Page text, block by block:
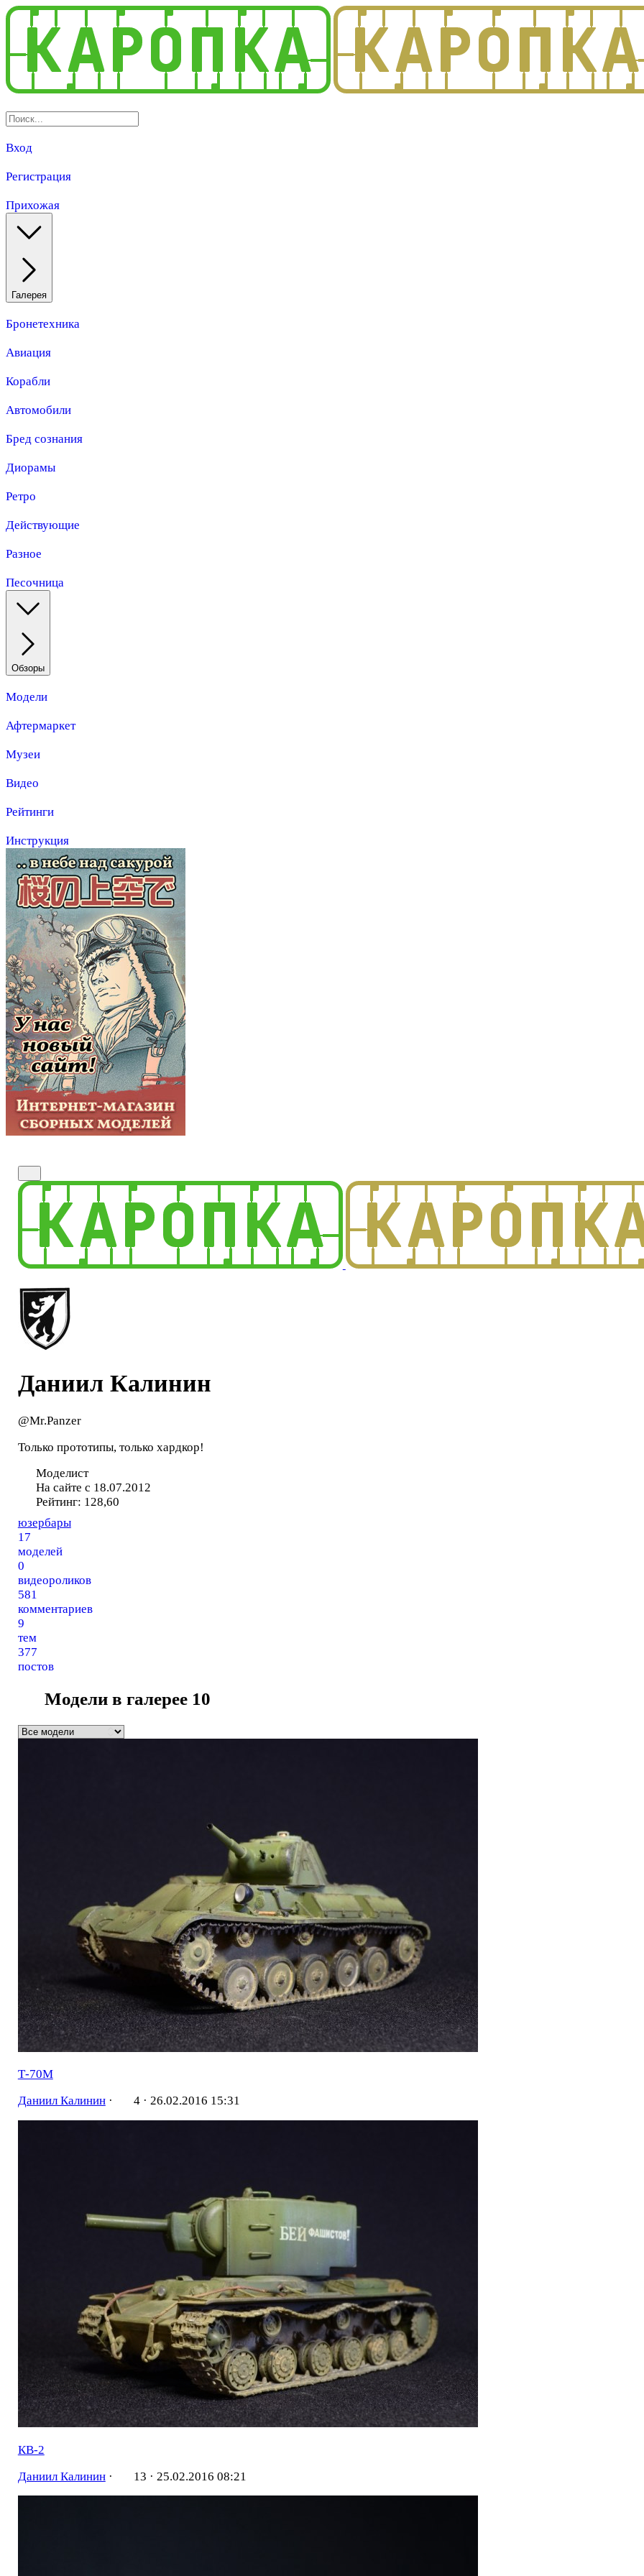
Вход
Регистрация
Прихожая
Галерея
Бронетехника
Авиация
Корабли
Автомобили
Бред сознания
Диорамы
Ретро
Действующие
Разное
Песочница
Обзоры
Модели
Афтермаркет
Музеи
Видео
Рейтинги
Инструкция
Даниил Калинин
@Mr.Panzer
Только прототипы, только хардкор!
Моделист
На сайте с 18.07.2012
Рейтинг: 128,60
юзербары
17
моделей
0
видеороликов
581
комментариев
9
тем
377
постов
Модели в галерее 10
Т-70М
Даниил Калинин· 4 · 26.02.2016 15:31
КВ-2
Даниил Калинин· 13 · 25.02.2016 08:21